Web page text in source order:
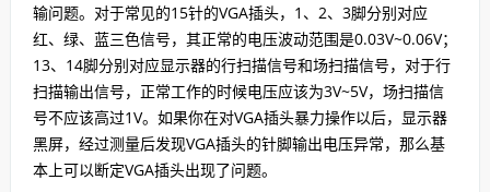
输问题。对于常见的15针的VGA插头，1、2、3脚分别对应
红、绿、蓝三色信号，其正常的电压波动范围是0.03V~0.06V；
13、14脚分别对应显示器的行扫描信号和场扫描信号，对于行
扫描输出信号，正常工作的时候电压应该为3V~5V，场扫描信
号不应该高过1V。如果你在对VGA插头暴力操作以后，显示器
黑屏，经过测量后发现VGA插头的针脚输出电压异常，那么基
本上可以断定VGA插头出现了问题。